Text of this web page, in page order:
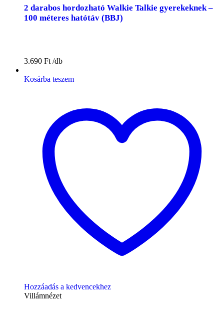
2 darabos hordozható Walkie Talkie gyerekeknek –
100 méteres hatótáv (BBJ)
3.690 Ft
Kosárba teszem
Hozzáadás a kedvencekhez
Villámnézet